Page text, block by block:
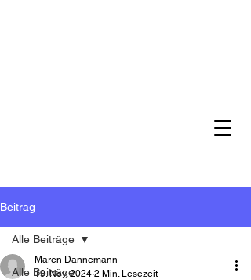
Beitrag
Alle Beiträge
Alle Beiträge
Maren Dannemann
19. Nov. 2024 2 Min. Lesezeit